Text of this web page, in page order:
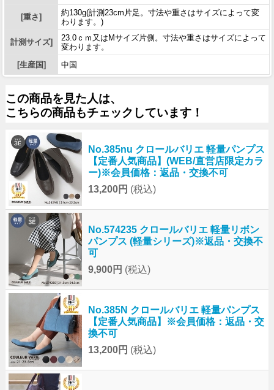
[重さ]
約130g(計測23cm片足。寸法や重さはサイズによって変
わります。)
計測サイズ]
23.0ｃｍ又はMサイズ片側。寸法や重さはサイズによって
変わります。
[生産国]
中国
この商品を見た人は、
こちらの商品もチェックしています！
No.385nu クロールバリエ 軽量パンプス
【定番人気商品】(WEB/直営店限定カラ
ー)※会員価格：返品・交換不可
13,200円 (税込)
No.574235 クロールバリエ 軽量リボン
パンプス (軽量シリーズ)※返品・交換不
可
9,900円 (税込)
No.385N クロールバリエ 軽量パンプス
【定番人気商品】※会員価格：返品・交
換不可
13,200円 (税込)